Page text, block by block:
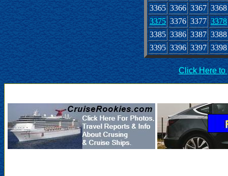
3365 3366 3367 3368
3375 3376 3377 3378
3385 3386 3387 3388
3395 3396 3397 3398
Click Here to